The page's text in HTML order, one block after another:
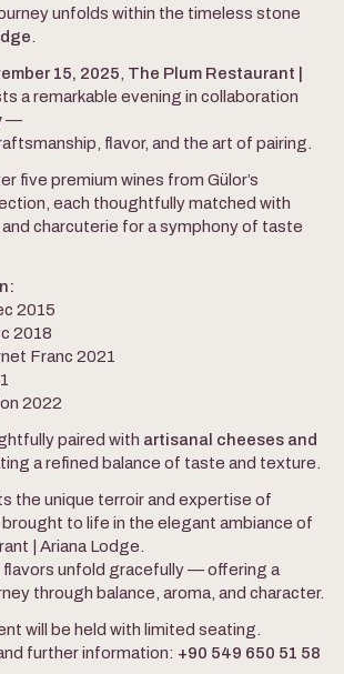
unfolds within the timeless stone
15, 2025 The Plum Restaurant |
a remarkable evening in collaboration
—
flavor, and the art of pairing.
five premium wines from Gülor’s
each thoughtfully matched with
charcuterie for a symphony of taste
2015
2018
Franc 2021
2022
paired with artisanal cheeses and
a refined balance of taste and texture.
the unique terroir and expertise of
brought to life in the elegant ambiance of
| Ariana Lodge.
flavors unfold gracefully — offering a
through balance, aroma, and character.
will be held with limited seating.
further information: +90 549 650 51 58